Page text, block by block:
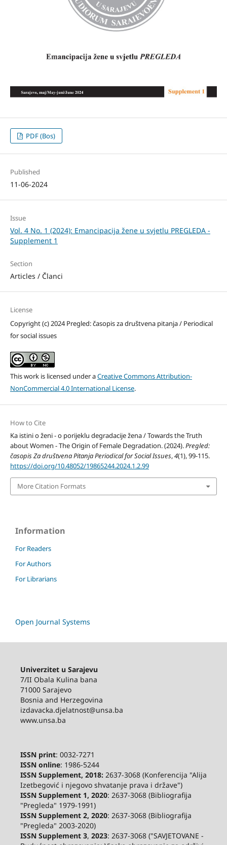
PDF (Bos)
Published
11-06-2024
Issue
Vol. 4 No. 1 (2024): Emancipacija žene u svjetlu PREGLEDA -
Supplement 1
Section
Articles / Članci
License
Copyright (c) 2024 Pregled: časopis za društvena pitanja / Periodical
for social issues
This work is licensed under aCreative Commons Attribution-
NonCommercial 4.0 International License.
How to Cite
Ka istini o ženi - o porijeklu degradacije žena / Towards the Truth
about Women - The Origin of Female Degradation. (2024).Pregled:
časopis Za društvena Pitanja Periodical for Social Issues,4(1), 99-115.
https://doi.org/10.48052/19865244.2024.1.2.99
More Citation Formats
Information
For Readers
For Authors
For Librarians
Open Journal Systems
Univerzitet u Sarajevu
7/II Obala Kulina bana
71000 Sarajevo
Bosnia and Herzegovina
izdavacka.djelatnost@unsa.ba
www.unsa.ba
ISSN print: 0032-7271
ISSN online: 1986-5244
ISSN Supplement, 2018:2637-3068 (Konferencija "Alija
Izetbegović i njegovo shvatanje prava i države")
ISSN Supplement 1, 2020: 2637-3068 (Bibliografija
"Pregleda" 1979-1991)
ISSN Supplement 2, 2020: 2637-3068 (Bibliografija
"Pregleda" 2003-2020)
ISSN Supplement 3, 2023: 2637-3068 ("SAVJETOVANE -